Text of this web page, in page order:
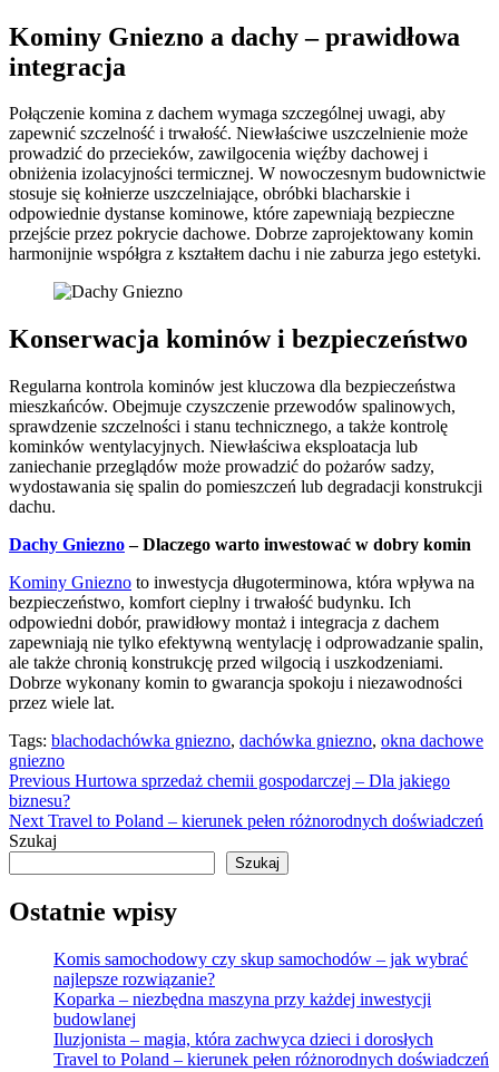
Kominy Gniezno a dachy – prawidłowa
integracja
Połączenie komina z dachem wymaga szczególnej uwagi, aby
zapewnić szczelność i trwałość. Niewłaściwe uszczelnienie może
prowadzić do przecieków, zawilgocenia więźby dachowej i
obniżenia izolacyjności termicznej. W nowoczesnym budownictwie
stosuje się kołnierze uszczelniające, obróbki blacharskie i
odpowiednie dystanse kominowe, które zapewniają bezpieczne
przejście przez pokrycie dachowe. Dobrze zaprojektowany komin
harmonijnie współgra z kształtem dachu i nie zaburza jego estetyki.
Konserwacja kominów i bezpieczeństwo
Regularna kontrola kominów jest kluczowa dla bezpieczeństwa
mieszkańców. Obejmuje czyszczenie przewodów spalinowych,
sprawdzenie szczelności i stanu technicznego, a także kontrolę
kominków wentylacyjnych. Niewłaściwa eksploatacja lub
zaniechanie przeglądów może prowadzić do pożarów sadzy,
wydostawania się spalin do pomieszczeń lub degradacji konstrukcji
dachu.
Dachy Gniezno– Dlaczego warto inwestować w dobry komin
Kominy Gniezno to inwestycja długoterminowa, która wpływa na
bezpieczeństwo, komfort cieplny i trwałość budynku. Ich
odpowiedni dobór, prawidłowy montaż i integracja z dachem
zapewniają nie tylko efektywną wentylację i odprowadzanie spalin,
ale także chronią konstrukcję przed wilgocią i uszkodzeniami.
Dobrze wykonany komin to gwarancja spokoju i niezawodności
przez wiele lat.
Tags: blachodachówka gniezno, dachówka gniezno, okna dachowe
gniezno
Continue
Reading
Previous Hurtowa sprzedaż chemii gospodarczej – Dla jakiego
biznesu?
Next Travel to Poland – kierunek pełen różnorodnych doświadczeń
Szukaj
Szukaj
Ostatnie wpisy
Komis samochodowy czy skup samochodów – jak wybrać
najlepsze rozwiązanie?
Koparka – niezbędna maszyna przy każdej inwestycji
budowlanej
Iluzjonista – magia, która zachwyca dzieci i dorosłych
Travel to Poland – kierunek pełen różnorodnych doświadczeń